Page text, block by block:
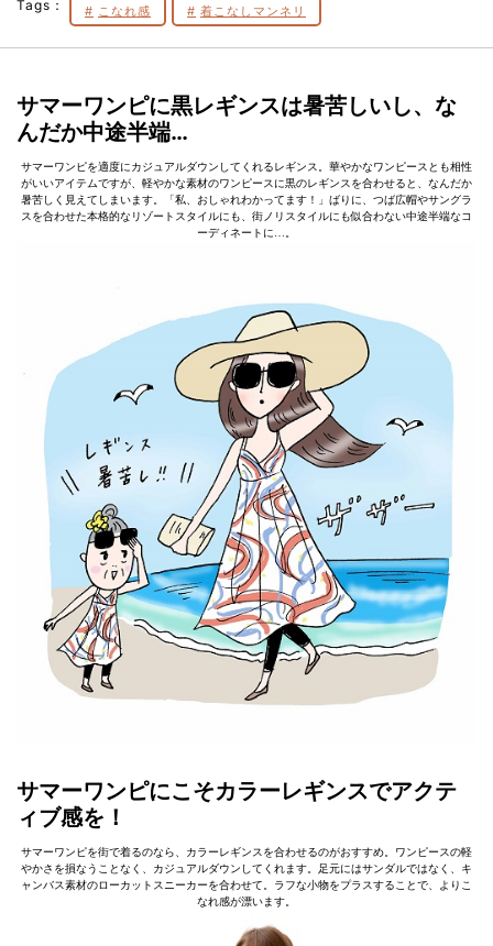
Tags： こなれ感 着こなしマンネリ
サマーワンピに黒レギンスは暑苦しいし、な
んだか中途半端…
サマーワンピを適度にカジュアルダウンしてくれるレギンス。華やかなワンピースとも相性
がいいアイテムですが、軽やかな素材のワンピースに黒のレギンスを合わせると、なんだか
暑苦しく見えてしまいます。「私、おしゃれわかってます！」ばりに、つば広帽やサングラ
スを合わせた本格的なリゾートスタイルにも、街ノリスタイルにも似合わない中途半端なコ
ーディネートに…。
サマーワンピにこそカラーレギンスでアクテ
ィブ感を！
サマーワンピを街で着るのなら、カラーレギンスを合わせるのがおすすめ。ワンピースの軽
やかさを損なうことなく、カジュアルダウンしてくれます。足元にはサンダルではなく、キ
ャンバス素材のローカットスニーカーを合わせて。ラフな小物をプラスすることで、よりこ
なれ感が漂います。